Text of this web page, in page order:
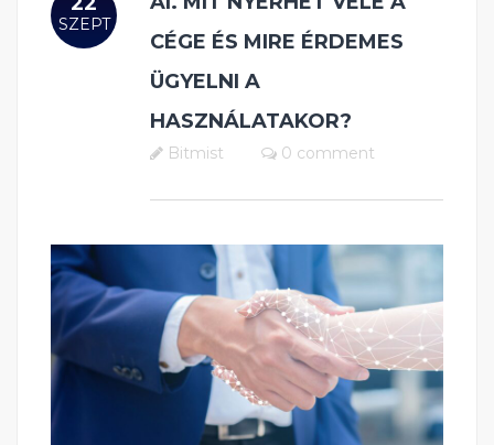
SZEPT
CÉGE ÉS MIRE ÉRDEMES
ÜGYELNI A
HASZNÁLATAKOR?
Bitmist 0 comment